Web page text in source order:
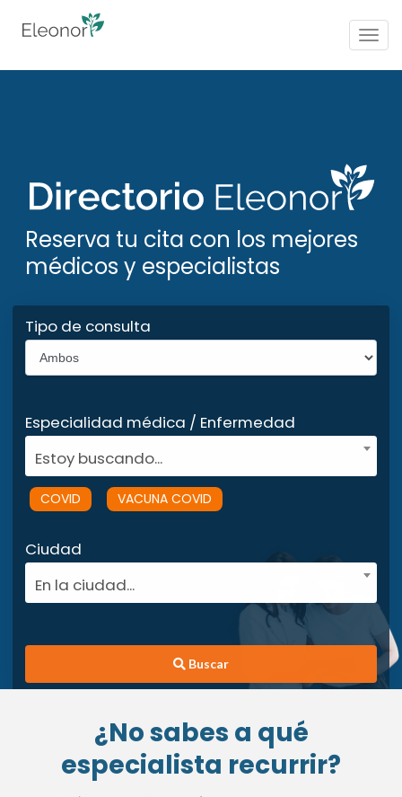
Reserva tu cita con los mejores
médicos y especialistas
Tipo de consulta
Especialidad médica / Enfermedad
Estoy buscando...
COVID VACUNA COVID
Ciudad
En la ciudad...
Buscar
¿No sabes a qué
especialista recurrir?